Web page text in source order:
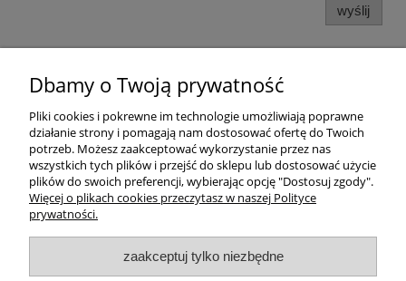
wyślij
Pomoc
Dostawa
Moje konto
O firmie
Dbamy o Twoją prywatność
Pliki cookies i pokrewne im technologie umożliwiają poprawne
działanie strony i pomagają nam dostosować ofertę do Twoich
potrzeb. Możesz zaakceptować wykorzystanie przez nas
wszystkich tych plików i przejść do sklepu lub dostosować użycie
plików do swoich preferencji, wybierając opcję "Dostosuj zgody".
Więcej o plikach cookies przeczytasz w naszej Polityce
prywatności.
zaakceptuj tylko niezbędne